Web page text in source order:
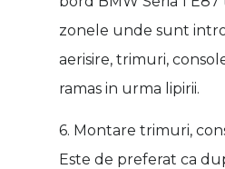
zonele unde sunt
aerisire, trimuri,
ramas in urma lipirii.
6. Montare trimuri,
Este de preferat ca